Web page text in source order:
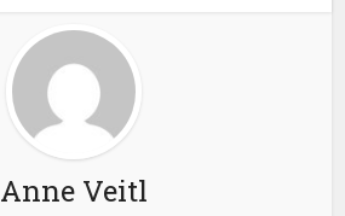
Anne Veitl